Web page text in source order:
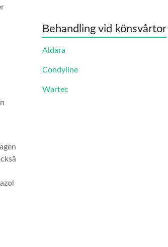
Behandling vid könsvårtor
Aldara
Condyline
Wartec